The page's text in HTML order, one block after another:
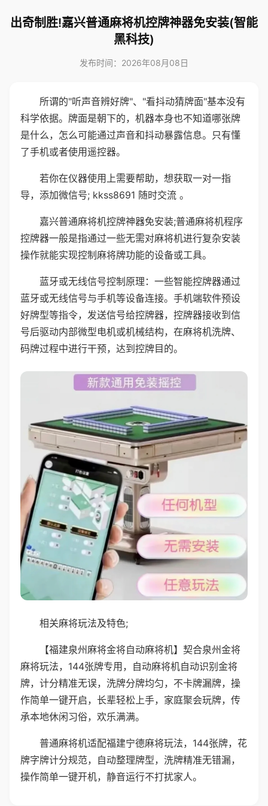
出奇制胜!嘉兴普通麻将机控牌神器免安装(智能
黑科技)
发布时间：2026年08月08日
所谓的"听声音辨好牌"、"看抖动猜牌面"基本没有
科学依据。牌面是朝下的，机器本身也不知道哪张牌
是什么，怎么可能通过声音和抖动暴露信息。只有懂
了手机或者使用遥控器。
若你在仪器使用上需要帮助，想获取一对一指
导，添加微信号; kkss8691 随时交流 。
嘉兴普通麻将机控牌神器免安装;普通麻将机程序
控牌器一般是指通过一些无需对麻将机进行复杂安装
操作就能实现控制麻将牌功能的设备或工具。
蓝牙或无线信号控制原理：一些智能控牌器通过
蓝牙或无线信号与手机等设备连接。手机端软件预设
好牌型等指令，发送信号给控牌器，控牌器接收到信
号后驱动内部微型电机或机械结构，在麻将机洗牌、
码牌过程中进行干预，达到控牌目的。
相关麻将玩法及特色;
【福建泉州麻将金将自动麻将机】契合泉州金将
麻将玩法，144张牌专用，自动麻将机自动识别金将
牌，计分精准无误，洗牌分牌均匀，不卡牌漏牌，操
作简单一键开启，长辈轻松上手，家庭聚会玩牌，传
承本地休闲习俗，欢乐满满。
普通麻将机适配福建宁德麻将玩法，144张牌，花
牌字牌计分规范，自动整理牌型，洗牌精准无错漏，
操作简单一键开机，静音运行不打扰家人。